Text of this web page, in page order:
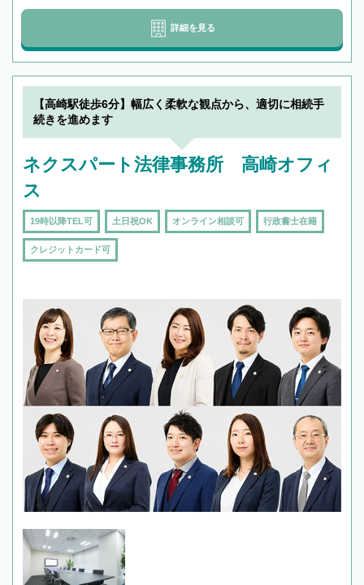
詳細を見る
【高崎駅徒歩6分】幅広く柔軟な観点から、適切に相続手
続きを進めます
ネクスパート法律事務所 高崎オフィ
ス
19時以降TEL可 土日祝OK オンライン相談可 行政書士在籍
クレジットカード可